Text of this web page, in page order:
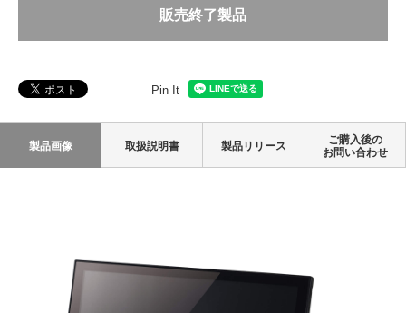
販売終了製品
Pin It
製品画像 取扱説明書 製品リリース
ご購入後の
お問い合わせ